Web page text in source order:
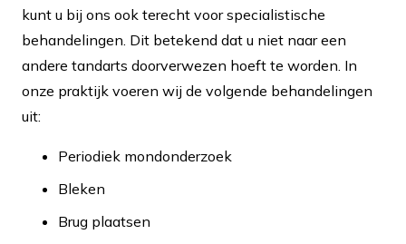
kunt u bij ons ook terecht voor specialistische
behandelingen. Dit betekend dat u niet naar een
andere tandarts doorverwezen hoeft te worden. In
onze praktijk voeren wij de volgende behandelingen
uit:
Periodiek mondonderzoek
Bleken
Brug plaatsen